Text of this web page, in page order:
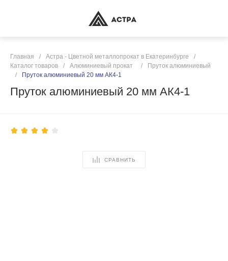
Главная / Астра - Цветной металлопрокат в Екатеринбурге
/
Каталог товаров
/ Алюминиевый прокат /
Пруток алюминиевый
/
Пруток алюминиевый 20 мм АК4-1
Пруток алюминиевый 20 мм АК4-1
СРАВНИТЬ